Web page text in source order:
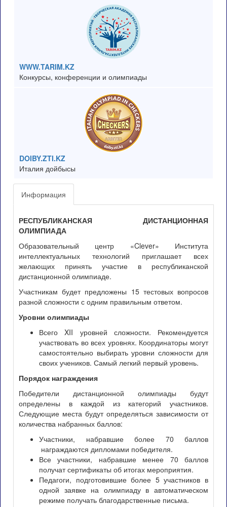
WWW.TARIM.KZ
Конкурсы, конференции и олимпиады
DOIBY.ZTI.KZ
Италия дойбысы
Информация
РЕСПУБЛИКАНСКАЯ ДИСТАНЦИОННАЯ
ОЛИМПИАДА
Образовательный центр «Clever» Института
интеллектуальных технологий приглашает всех
желающих принять участие в республиканской
дистанционной олимпиаде.
Участникам будет предложены 15 тестовых вопросов
разной сложности с одним правильным ответом.
Уровни олимпиады
Всего XII уровней сложности. Рекомендуется
участвовать во всех уровнях. Координаторы могут
самостоятельно выбирать уровни сложности для
своих учеников. Самый легкий первый уровень.
Порядок награждения
Победители дистанционной олимпиады будут
определены в каждой из категорий участников.
Следующие места будут определяться зависимости от
количества набранных баллов:
Участники, набравшие более 70 баллов
награждаются дипломами победителя.
Все участники, набравшие менее 70 баллов
получат сертификаты об итогах мероприятия.
Педагоги, подготовившие более 5 участников в
одной заявке на олимпиаду в автоматическом
режиме получать благодарственные письма.